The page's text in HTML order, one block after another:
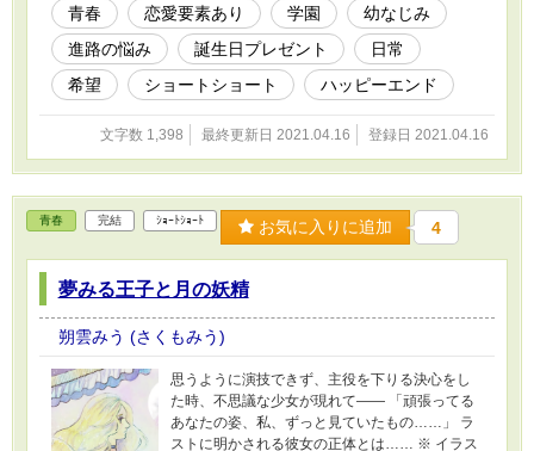
青春 恋愛要素あり 学園
幼なじみ
進路の悩み
誕生日プレゼント
日常
希望
ショートショート ハッピーエンド
文字数 1,398 最終更新日 2021.04.16 登録日 2021.04.16
青春 完結 ｼｮｰﾄｼｮｰﾄ お気に入りに追加 4
夢みる王子と月の妖精
朔雲みう (さくもみう)
思うように演技できず、主役を下りる決心をし
た時、不思議な少女が現れて―― 「頑張ってる
あなたの姿、私、ずっと見ていたもの……」 ラ
ストに明かされる彼女の正体とは…… ※ イラス